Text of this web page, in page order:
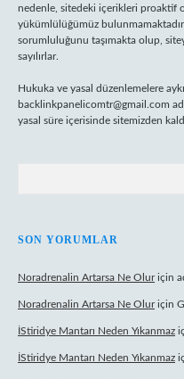
nedenle, sitedeki içerikleri proaktif
yükümlülüğümüz
sorumluluğunu taşımakta olup,
sayılırlar.
Hukuka ve yasal düzenlemelere
backlinkpanelicomtr@gmail.com
yasal süre içerisinde sitemizden
SON YORUMLAR
Noradrenalin Artarsa Ne Oluriçin
Noradrenalin Artarsa Ne Oluriçin
İStiridye Mantarı Neden Yıkanmaz
İStiridye Mantarı Neden Yıkanmaz